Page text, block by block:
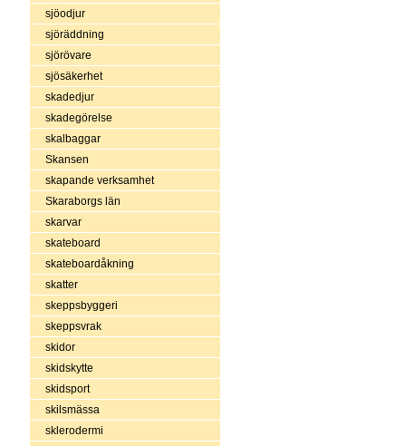
sjöodjur
sjöräddning
sjörövare
sjösäkerhet
skadedjur
skadegörelse
skalbaggar
Skansen
skapande verksamhet
Skaraborgs län
skarvar
skateboard
skateboardåkning
skatter
skeppsbyggeri
skeppsvrak
skidor
skidskytte
skidsport
skilsmässa
sklerodermi